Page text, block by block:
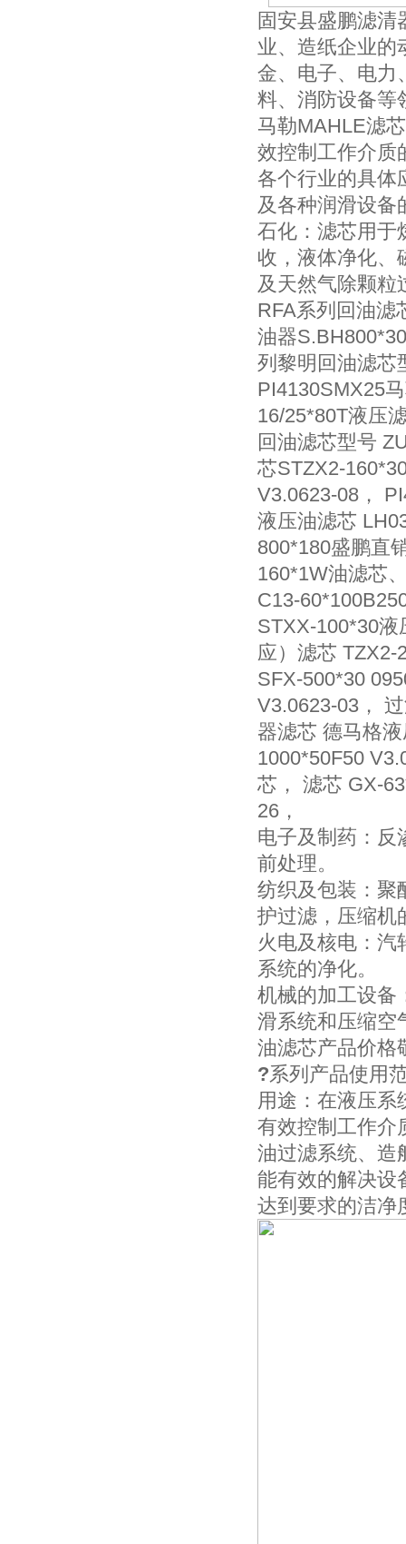
固安县盛鹏滤
业、造纸企业的
金、电子、电力
料、消防设备等
马勒MAHLE滤
效控制工作介质
各个行业的具体
及各种润滑设备
石化：滤芯用于
收，液体净化、
及天然气除颗粒
RFA系列回油滤
油器
列黎明回油滤芯
PI4130SMX25
16/25*80T液压
回油滤芯型号
芯STZX2-
V3.0623-08，
液压油滤芯
800*180盛鹏直
160*1W油滤芯
C13-
STXX-100*30
应）滤芯 TZX2-
SFX-500*30
V3.0623-03，
器滤芯 德马格
1000*50F50
芯， 滤芯 GX-
26，
电子及制药：反
前处理。
纺织及包装：聚
护过滤，压缩机
火电及核电：汽
系统的净化。
机械的加工设备
滑系统和压缩空
油滤芯产品价格
?系列产品使用
用途：在液压系
有效控制工作介
油过滤系统、造
能有效的解决设
达到要求的洁净